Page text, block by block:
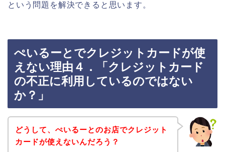
という問題を解決できると思います。
ぺいるーとでクレジットカードが使
えない理由４．「クレジットカード
の不正に利用しているのではない
か？」
どうして、ぺいるーとのお店でクレジット
カードが使えないんだろう？